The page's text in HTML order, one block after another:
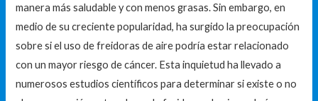
manera más saludable y con menos grasas. Sin embargo, en
medio de su creciente popularidad, ha surgido la preocupación
sobre si el uso de freidoras de aire podría estar relacionado
con un mayor riesgo de cáncer. Esta inquietud ha llevado a
numerosos estudios científicos para determinar si existe o no